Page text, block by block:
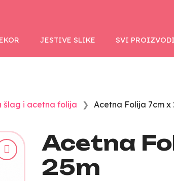
JESTIVE SLIKE SVI PROIZVODI
šlag i acetna folija Acetna Folija 7cm x
Acetna
25m